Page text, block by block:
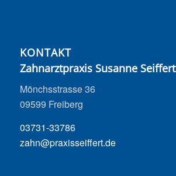
KONTAKT
Zahnarztpraxis Susanne Seiffert
Mönchsstrasse 36
09599 Freiberg
03731-33786
zahn@praxisseiffert.de